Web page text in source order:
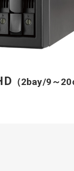
（2bay/9～